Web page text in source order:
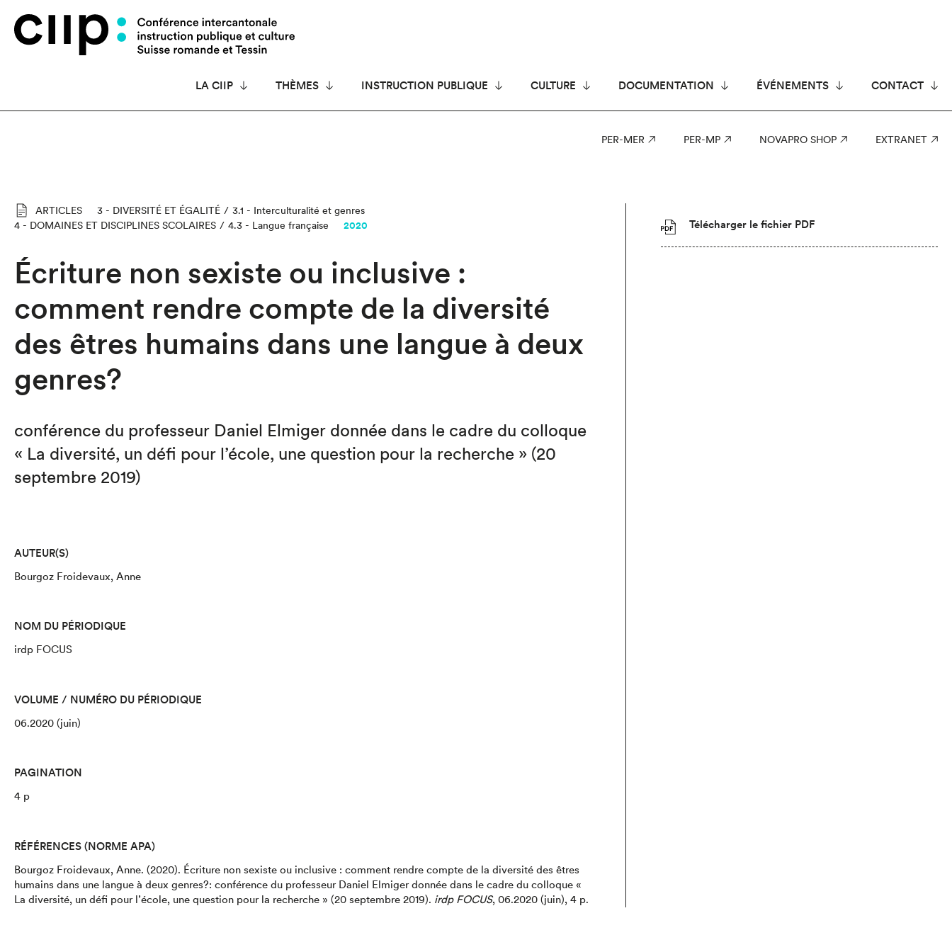
LA CIIP THÈMES INSTRUCTION PUBLIQUE CULTURE DOCUMENTATION ÉVÉNEMENTS CONTACT
PER-MER PER-MP NOVAPRO SHOP EXTRANET
ARTICLES 3 - DIVERSITÉ ET ÉGALITÉ
3.1 - Interculturalité et genres
4 - DOMAINES ET DISCIPLINES SCOLAIRES
4.3 - Langue française 2020
Écriture non sexiste ou inclusive :
comment rendre compte de la diversité
des êtres humains dans une langue à deux
genres?
conférence du professeur Daniel Elmiger donnée dans le cadre du colloque
« La diversité, un défi pour l’école, une question pour la recherche » (20
septembre 2019)
AUTEUR(S)
Bourgoz Froidevaux, Anne
NOM DU PÉRIODIQUE
irdp FOCUS
VOLUME / NUMÉRO DU PÉRIODIQUE
06.2020 (juin)
PAGINATION
4 p
RÉFÉRENCES (NORME APA)
Bourgoz Froidevaux, Anne. (2020). Écriture non sexiste ou inclusive : comment rendre compte de la diversité des êtres
humains dans une langue à deux genres?: conférence du professeur Daniel Elmiger donnée dans le cadre du colloque «
La diversité, un défi pour l’école, une question pour la recherche » (20 septembre 2019). irdp FOCUS, 06.2020 (juin), 4 p.
Télécharger le fichier PDF